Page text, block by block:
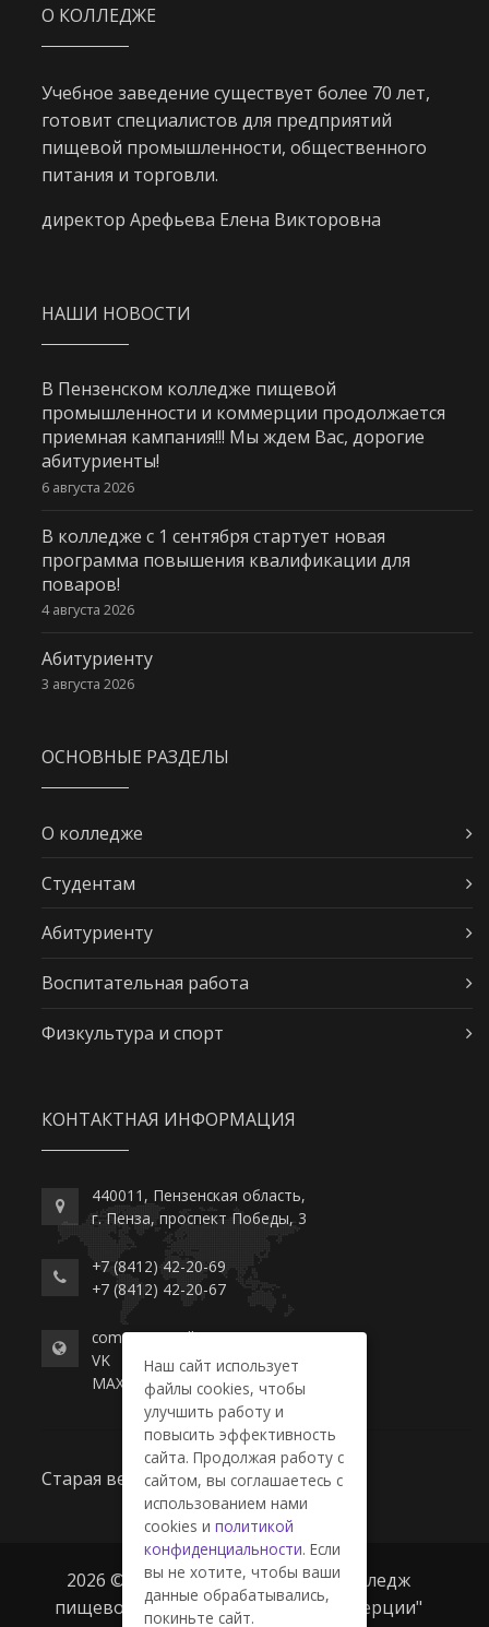
О КОЛЛЕДЖЕ
Учебное заведение существует более 70 лет,
готовит специалистов для предприятий
пищевой промышленности, общественного
питания и торговли.
директор Арефьева Елена Викторовна
НАШИ НОВОСТИ
В Пензенском колледже пищевой
промышленности и коммерции продолжается
приемная кампания!!! Мы ждем Вас, дорогие
абитуриенты!
6 августа 2026
В колледже с 1 сентября стартует новая
программа повышения квалификации для
поваров!
4 августа 2026
Абитуриенту
3 августа 2026
ОСНОВНЫЕ РАЗДЕЛЫ
О колледже
Студентам
Абитуриенту
Воспитательная работа
Физкультура и спорт
КОНТАКТНАЯ ИНФОРМАЦИЯ
440011, Пензенская область,
г. Пенза, проспект Победы, 3
+7 (8412) 42-20-69
+7 (8412) 42-20-67
commerce-college.ru
VK
MAX
Старая версия сайта
2026 © ГАПОУ ПО "Пензенский колледж
пищевой промышленности и коммерции"
Наш сайт использует
файлы cookies, чтобы
улучшить работу и
повысить эффективность
сайта. Продолжая работу с
сайтом, вы соглашаетесь с
использованием нами
cookies и политикой
конфиденциальности. Если
вы не хотите, чтобы ваши
данные обрабатывались,
покиньте сайт.